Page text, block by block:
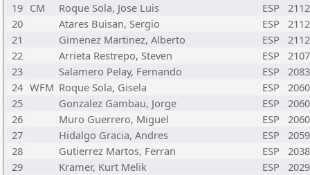
19 CM Roque Sola, Jose Luis ESP
2112
20
Atares Buisan, Sergio ESP
2112
21
Gimenez Martinez, Alberto ESP
2112
22
Arrieta Restrepo, Steven ESP
2107
23
Salamero Pelay, Fernando ESP
2083
24 WFM Roque Sola, Gisela ESP
2060
25
Gonzalez Gambau, Jorge ESP
2060
26
Muro Guerrero, Miguel ESP
2060
27
Hidalgo Gracia, Andres ESP
2059
28
Gutierrez Martos, Ferran ESP
2038
29
Kramer, Kurt Melik ESP
2029